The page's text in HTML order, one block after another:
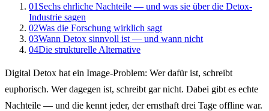
01 Sechs ehrliche Nachteile — und was sie über die Detox-
Industrie sagen
02Was die Forschung wirklich sagt
03Wann Detox sinnvoll ist — und wann nicht
04Die strukturelle Alternative
Digital Detox hat ein Image-Problem: Wer dafür ist, schreibt
euphorisch. Wer dagegen ist, schreibt gar nicht. Dabei gibt es echte
Nachteile — und die kennt jeder, der ernsthaft drei Tage offline war.